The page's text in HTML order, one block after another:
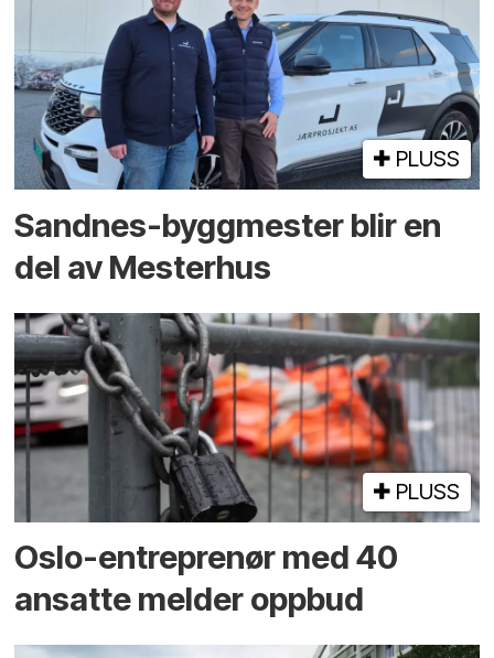
PLUSS
Sandnes-byggmester blir en
del av Mesterhus
PLUSS
Oslo-entreprenør med 40
ansatte melder oppbud